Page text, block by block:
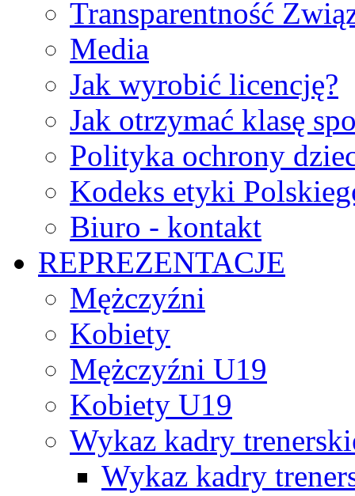
Transparentność
Media
Jak wyrobić licencję?
Jak otrzymać klasę
Polityka ochrony
Kodeks etyki
Biuro - kontakt
REPREZENTACJE
Mężczyźni
Kobiety
Mężczyźni U19
Kobiety U19
Wykaz kadry
Wykaz kadry